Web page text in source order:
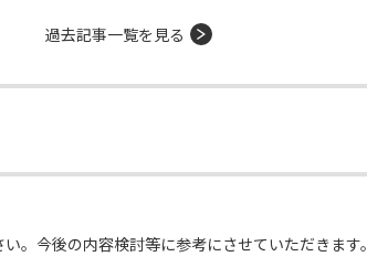
過去記事一覧を見る
。今後の内容検討等に参考にさせていただきます。